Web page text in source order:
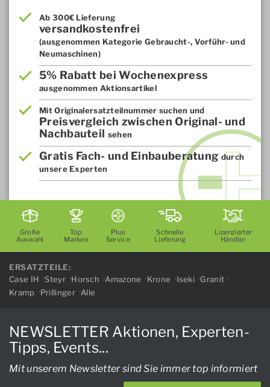
Ab 300€ Lieferung
versandkostenfrei
(ausgenommen Kategorie Gebraucht-, Vorführ- und
Neumaschinen)
5% Rabatt bei Wochenexpress
ausgenommen Aktionsartikel
Mit Originalersatzteilnummer suchen und
Preisvergleich zwischen Original- und
Nachbauteil sehen
Gratis Fach- und Einbauberatung durch
unsere Experten
Große
Auswahl
Top
Marken
Plus
Service
Schnelle
Lieferung
Lizenzierter
Händler
ERSATZTEILE:
Case IH
Steyr Horsch Amazone Krone Iseki
Granit
Kramp
Prillinger Alle
NEWSLETTER Aktionen, Experten-
Tipps, Events...
Mit unserem Newsletter sind Sie immer top informiert